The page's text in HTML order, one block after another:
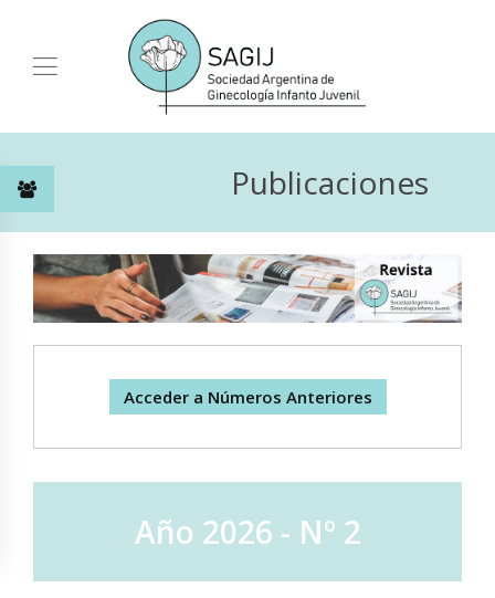
Publicaciones
Acceder a Números Anteriores
Año 2026 - Nº 2